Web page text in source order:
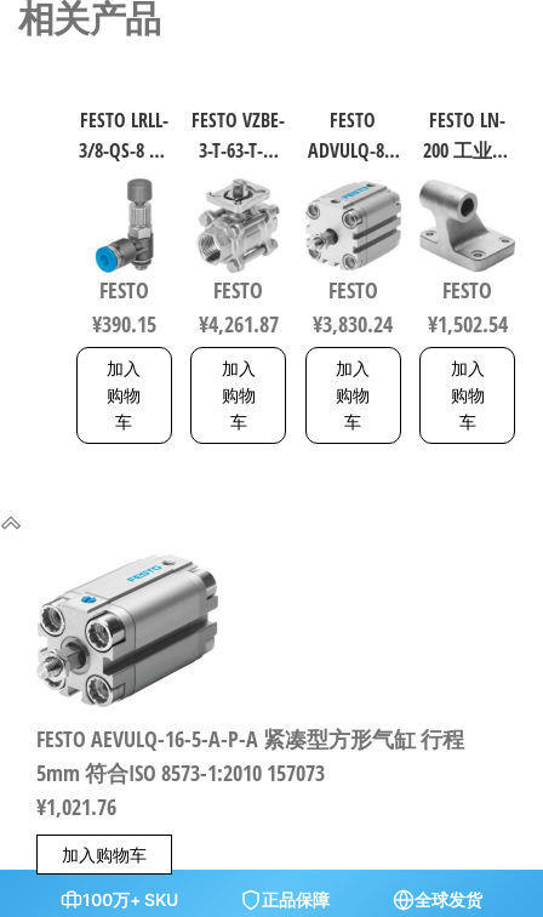
相关产品
FESTO LRLL-
3/8-QS-8 气
源处理元
件 规格8
153505
FESTO
¥390.15
加入
购物
车
FESTO VZBE-
3-T-63-T-2-
F0710-
V15V16 不
锈钢球阀
行程63mm
符合ISO
5211 0710
FESTO
¥4,261.87
加入
购物
车
FESTO
ADVULQ-80-
60-A-P-A 紧
凑型抗扭
气缸 行程
60mm 缸径
80mm
156833
FESTO
¥3,830.24
加入
购物
车
FESTO LN-
200 工业自
动化零部
件 规格200
9038
FESTO
¥1,502.54
加入
购物
车
FESTO AEVULQ-16-5-A-P-A 紧凑型方形气缸 行程
5mm 符合ISO 8573-1:2010 157073
¥1,021.76
加入购物车
100万+ SKU 正品保障 全球发货